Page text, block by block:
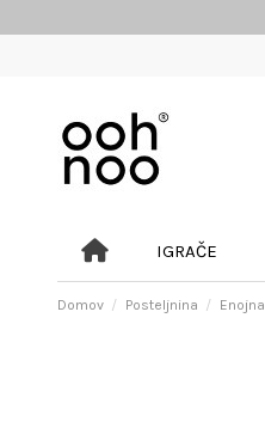
IGRAČE
Domov Posteljnina Enojna